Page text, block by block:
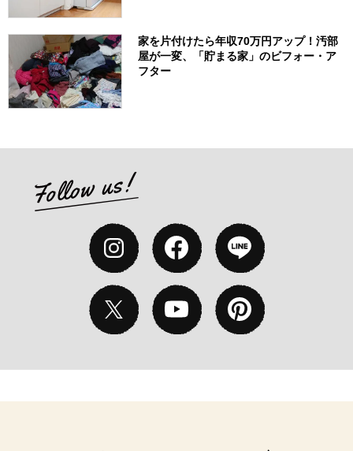
家を片付けたら年収70万円アップ！汚部
屋が一変、「貯まる家」のビフォー・ア
フター